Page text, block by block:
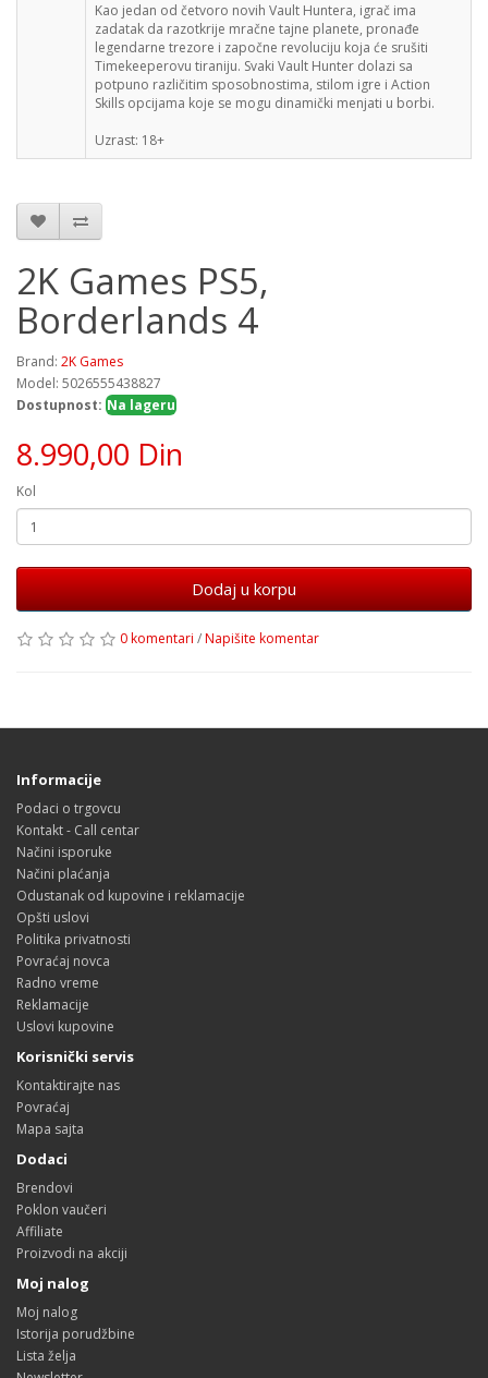
Kao jedan od četvoro novih Vault Huntera, igrač ima
zadatak da razotkrije mračne tajne planete, pronađe
legendarne trezore i započne revoluciju koja će srušiti
Timekeeperovu tiraniju. Svaki Vault Hunter dolazi sa
potpuno različitim sposobnostima, stilom igre i Action
Skills opcijama koje se mogu dinamički menjati u borbi.
Uzrast: 18+
2K Games PS5,
Borderlands 4
Brand: 2K Games
Model: 5026555438827
Dostupnost: Na lageru
8.990,00 Din
Kol
Dodaj u korpu
0 komentari /Napišite komentar
Informacije
Podaci o trgovcu
Kontakt - Call centar
Načini isporuke
Načini plaćanja
Odustanak od kupovine i reklamacije
Opšti uslovi
Politika privatnosti
Povraćaj novca
Radno vreme
Reklamacije
Uslovi kupovine
Korisnički servis
Kontaktirajte nas
Povraćaj
Mapa sajta
Dodaci
Brendovi
Poklon vaučeri
Affiliate
Proizvodi na akciji
Moj nalog
Moj nalog
Istorija porudžbine
Lista želja